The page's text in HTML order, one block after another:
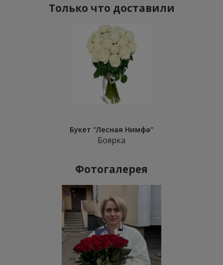
Только что доставили
Букет "Лесная Нимфа"
Боярка
Фотогалерея